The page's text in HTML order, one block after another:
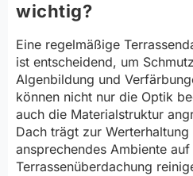
wichtig?
Eine regelmäßige
ist entscheidend, um
Algenbildung und
können nicht nur die Optik
auch die Materialstruktur
Dach trägt zur
ansprechendes Ambiente
Terrassenüberdachung